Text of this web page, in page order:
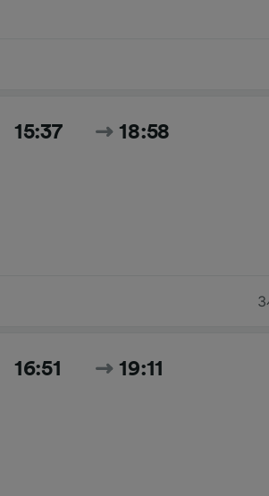
15:37 18:58
3
16:51 19:11